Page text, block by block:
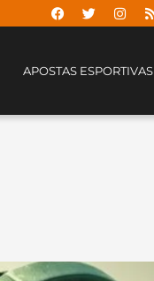
APOSTAS ESPORTIVAS